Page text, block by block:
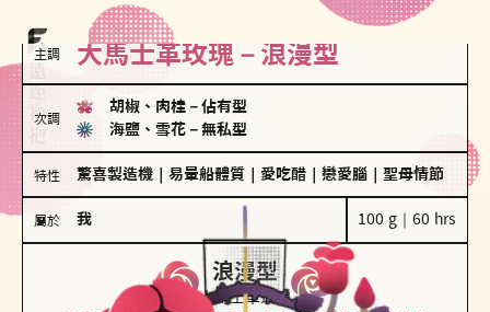
主調 大馬士革玫瑰－浪漫型
次調
胡椒、肉桂 － 佔有型
海鹽、雪花 － 無私型
特性 驚喜製造機 易暈船體質 愛吃醋 戀愛腦 聖母情節
屬於 我 100 g｜60 hrs
浪漫型
大馬士革玫瑰